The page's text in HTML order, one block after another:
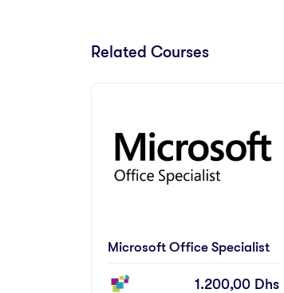
Related Courses
Microsoft Office Specialist
1.200,00 Dhs